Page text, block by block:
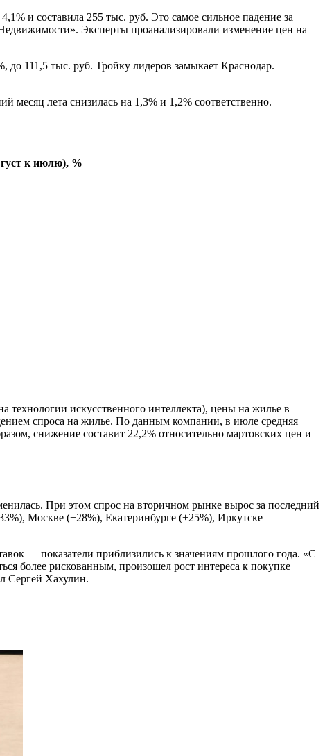
и составила 255 тыс. руб. Это самое сильное падение за
Эксперты проанализировали изменение цен на
до 111,5 тыс. руб. Тройку лидеров замыкает Краснодар.
месяц лета снизилась на 1,3% и 1,2% соответственно.
к июлю), %
технологии искусственного интеллекта), цены на жилье в
спроса на жилье. По данным компании, в июле средняя
снижение составит 22,2% относительно мартовских цен и
При этом спрос на вторичном рынке вырос за последний
Москве (+28%), Екатеринбурге (+25%), Иркутске
— показатели приблизились к значениям прошлого года. «С
более рискованным, произошел рост интереса к покупке
Сергей Хахулин.